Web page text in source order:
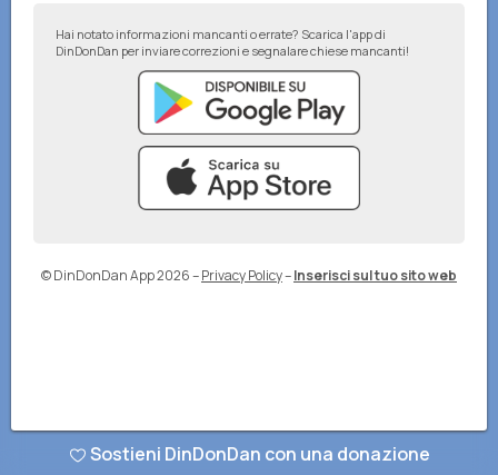
Hai notato informazioni mancanti o errate? Scarica l'app di
DinDonDan per inviare correzioni e segnalare chiese mancanti!
© DinDonDan App 2026–Privacy Policy–Inserisci sul tuo sito web
Sostieni DinDonDan con una donazione